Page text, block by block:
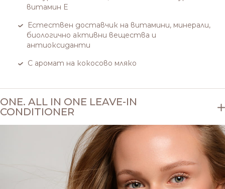
витамин Е
Естествен доставчик на витамини, минерали,
биологично активни вещества и
антиоксиданти
С аромат на кокосово мляко
ONE. ALL IN ONE LEAVE-IN
CONDITIONER